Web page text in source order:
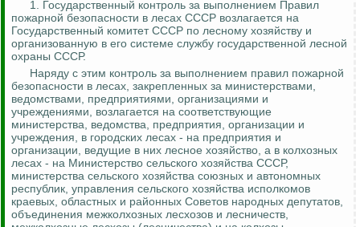
1. Государственный контроль за выполнением Правил
пожарной безопасности в лесах СССР возлагается на
Государственный комитет СССР по лесному хозяйству и
организованную в его системе службу государственной лесной
охраны СССР.
Наряду с этим контроль за выполнением правил пожарной
безопасности в лесах, закрепленных за министерствами,
ведомствами, предприятиями, организациями и
учреждениями, возлагается на соответствующие
министерства, ведомства, предприятия, организации и
учреждения, в городских лесах - на предприятия и
организации, ведущие в них лесное хозяйство, а в колхозных
лесах - на Министерство сельского хозяйства СССР,
министерства сельского хозяйства союзных и автономных
республик, управления сельского хозяйства исполкомов
краевых, областных и районных Советов народных депутатов,
объединения межколхозных лесхозов и лесничеств,